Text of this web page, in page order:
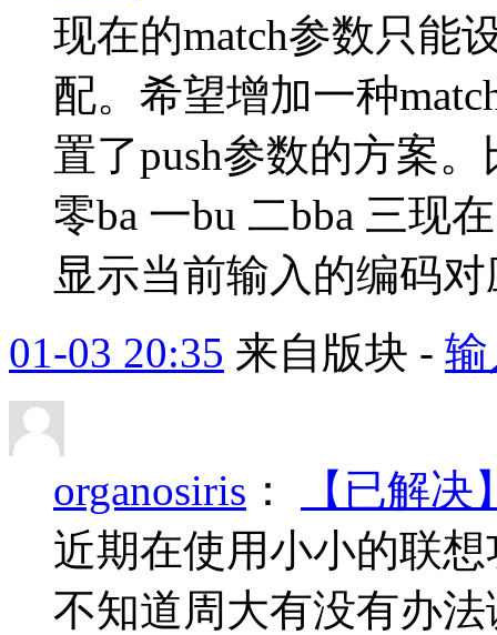
现在的match参数只能
配。希望增加一种
置了push参数的方案
零ba 一bu 二bba 三现
显示当前输入的编码
01-03 20:35 来自版块 -
organosiris ：
【已解
近期在使用小小的联
不知道周大有没有办